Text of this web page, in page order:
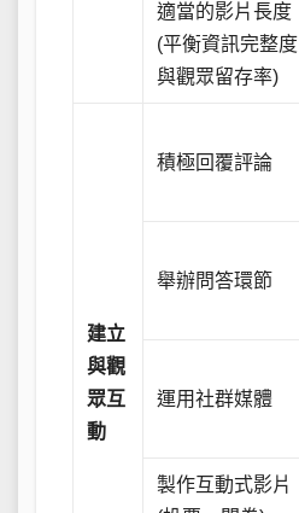
適當的影片長度
(平衡資訊完整度
與觀眾留存率)
建立
與觀
眾互
動
積極回覆評論
舉辦問答環節
運用社群媒體
製作互動式影片